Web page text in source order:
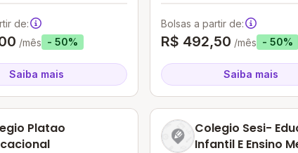
de:
/mês - 50%
Saiba mais
Bolsas a partir de:
R$ 492,50 /mês - 50%
Saiba mais
Platao
Colegio Sesi-
Infantil E Ensino